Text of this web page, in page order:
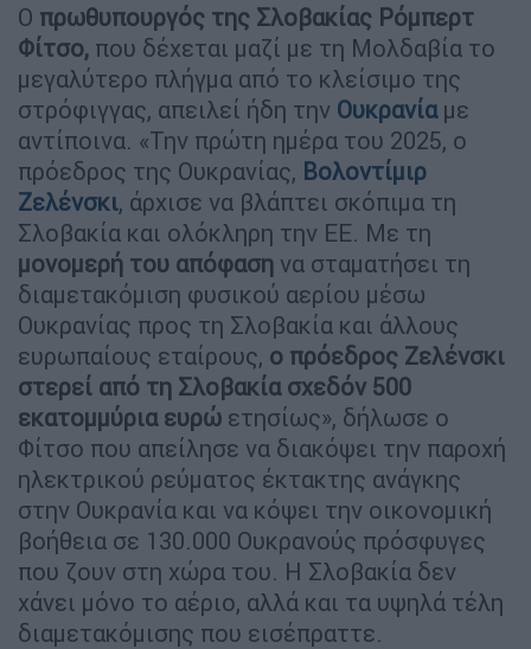
Ο πρωθυπουργός της Σλοβακίας Ρόμπερτ
Φίτσο, που δέχεται μαζί με τη Μολδαβία το
μεγαλύτερο πλήγμα από το κλείσιμο της
στρόφιγγας, απειλεί ήδη την Ουκρανίαμε
αντίποινα. «Την πρώτη ημέρα του 2025, ο
πρόεδρος της Ουκρανίας, Βολοντίμιρ
Ζελένσκι, άρχισε να βλάπτει σκόπιμα τη
Σλοβακία και ολόκληρη την ΕΕ. Με τη
μονομερή του απόφαση να σταματήσει τη
διαμετακόμιση φυσικού αερίου μέσω
Ουκρανίας προς τη Σλοβακία και άλλους
ευρωπαίους εταίρους, ο πρόεδρος Ζελένσκι
στερεί από τη Σλοβακία σχεδόν 500
εκατομμύρια ευρώ ετησίως», δήλωσε ο
Φίτσο που απείλησε να διακόψει την παροχή
ηλεκτρικού ρεύματος έκτακτης ανάγκης
στην Ουκρανία και να κόψει την οικονομική
βοήθεια σε 130.000 Ουκρανούς πρόσφυγες
που ζουν στη χώρα του. Η Σλοβακία δεν
χάνει μόνο το αέριο, αλλά και τα υψηλά τέλη
διαμετακόμισης που εισέπραττε.